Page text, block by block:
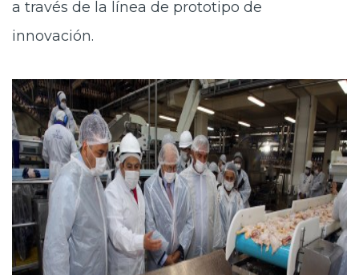
a través de la línea de prototipo de
innovación.